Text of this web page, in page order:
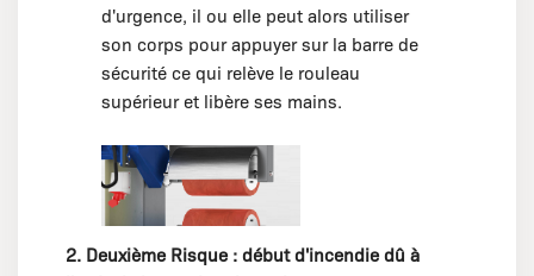
d'urgence, il ou elle peut alors utiliser
son corps pour appuyer sur la barre de
sécurité ce qui relève le rouleau
supérieur et libère ses mains.
2. Deuxième Risque : début d'incendie dû à